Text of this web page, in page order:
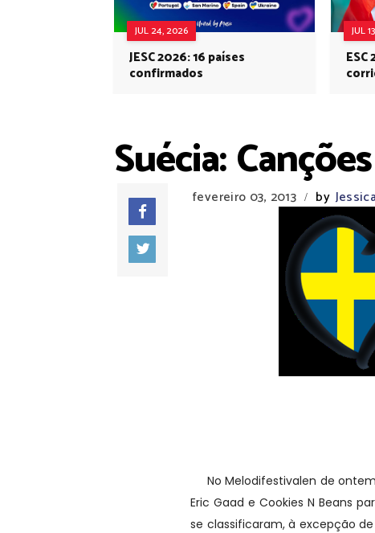
JUL 24, 2026
JESC 2026: 16 países
confirmados
JUL
Suécia:
fevereiro 03, 2013 / by
No Melodifestivalen de ontem
Eric Gaad e Cookies N Beans
se classificaram, à excepção